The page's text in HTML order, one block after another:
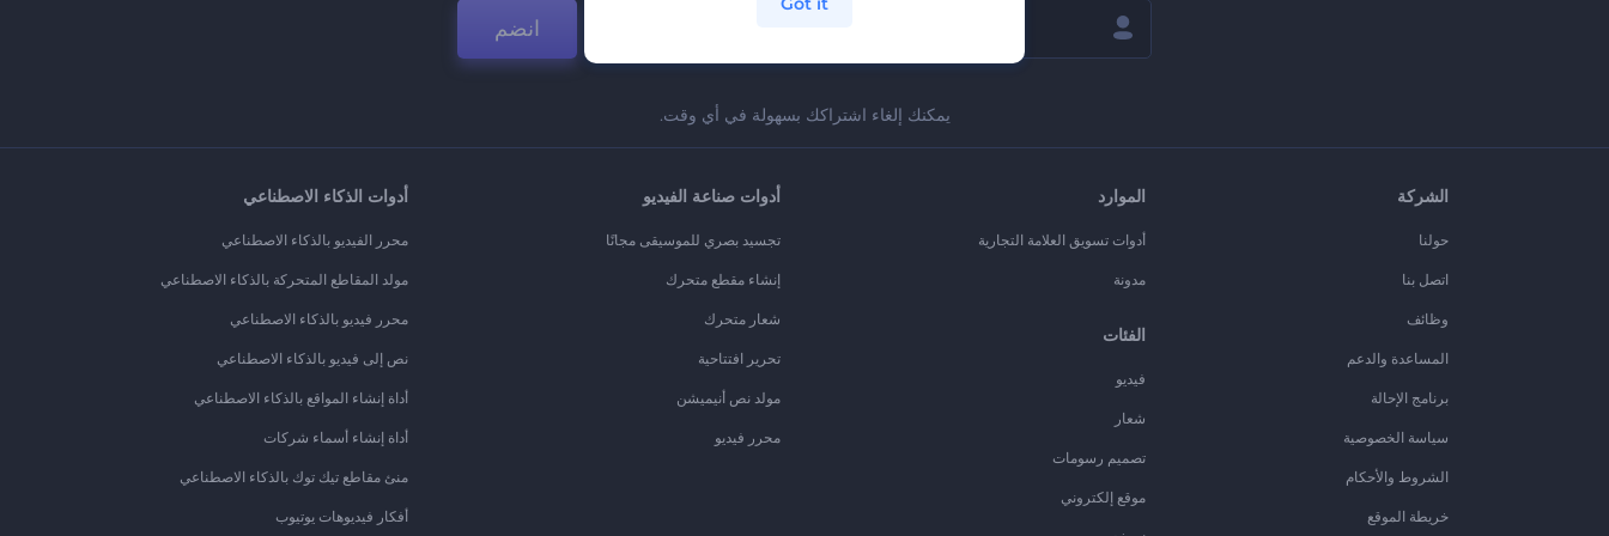
انضم
يمكنك إلغاء اشتراكك بسهولة في أي وقت.
الشركة
حولنا
اتصل بنا
وظائف
المساعدة والدعم
برنامج الإحالة
سياسة الخصوصية
الشروط والأحكام
خريطة الموقع
الموارد
أدوات تسويق العلامة التجارية
مدونة
الفئات
فيديو
شعار
تصميم رسومات
موقع إلكتروني
أدوات صناعة الفيديو
تجسيد بصري للموسيقى مجانًا
إنشاء مقطع متحرك
شعار متحرك
تحرير افتتاحية
مولد نص أنيميشن
محرر فيديو
أدوات الذكاء الاصطناعي
محرر الفيديو بالذكاء الاصطناعي
مولد المقاطع المتحركة بالذكاء الاصطناعي
محرر فيديو بالذكاء الاصطناعي
نص إلى فيديو بالذكاء الاصطناعي
أداة إنشاء المواقع بالذكاء الاصطناعي
أداة إنشاء أسماء شركات
منئ مقاطع تيك توك بالذكاء الاصطناعي
أفكار فيديوهات يوتيوب